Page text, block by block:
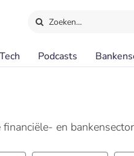
Zoeken…
Podcasts
en